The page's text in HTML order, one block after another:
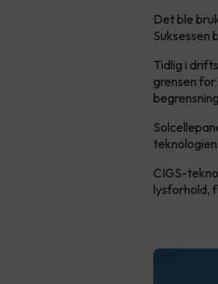
Det ble
Suksessen
Tidlig i
grensen
CIGS-
lysforhold,